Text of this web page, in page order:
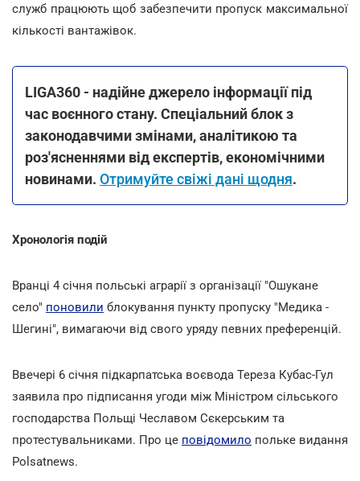
служб працюють щоб забезпечити пропуск максимальної
кількості вантажівок.
LIGA360 - надійне джерело інформації під
час воєнного стану. Спеціальний блок з
законодавчими змінами, аналітикою та
роз'ясненнями від експертів, економічними
новинами. Отримуйте свіжі дані щодня.
Хронологія подій
Вранці 4 січня польські аграрії з організації "Ошукане
село" поновили блокування пункту пропуску "Медика -
Шегині", вимагаючи від свого уряду певних преференцій.
Ввечері 6 січня підкарпатська воєвода Тереза Кубас-Гул
заявила про підписання угоди між Міністром сільського
господарства Польщі Чеславом Сєкерським та
протестувальниками. Про це повідомило польке видання
Polsatnews.